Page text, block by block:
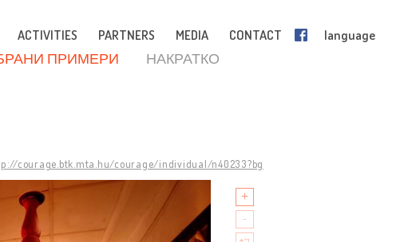
ACTIVITIES PARTNERS MEDIA CONTACT language
ПРИМЕРИ НАКРАТКО
courage.btk.mta.hu/courage/individual/n40233?bg